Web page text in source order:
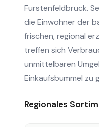
Fürstenfeldbruck.
die Einwohner der
frischen, regional
treffen sich
unmittelbaren
Einkaufsbummel zu
Regionales